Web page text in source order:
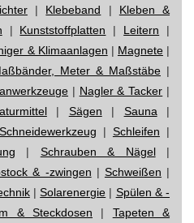
| Klebeband | Kleben &
| Kunststoffplatten | Leitern |
& Klimaanlagen | Magnete|
Meter & Maßstäbe |
| Nagler & Tacker |
| Sägen | Sauna |
| Schleifen |
| Schrauben & Nägel|
& -zwingen | Schweißen |
|Solarenergie | Spülen & -
& Steckdosen | Tapeten &